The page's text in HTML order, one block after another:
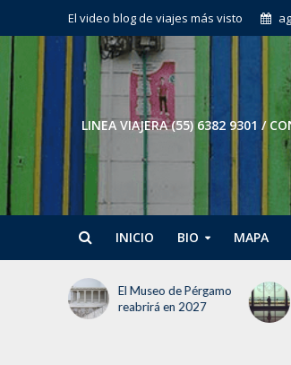
El video blog de viajes más visto
LINEA VIAJERA (55) 6382 9301 /
INICIO BIO MAPA
Guía básica para
visitar Dubái y Abu